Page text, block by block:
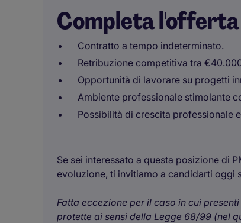
Completa l'offerta
Contratto a tempo indeterminato.
Retribuzione competitiva tra
Opportunità di lavorare su progetti
Ambiente professionale stimolante
Possibilità di crescita professionale
Se sei interessato a questa posizione di
evoluzione, ti invitiamo a candidarti oggi
Fatta eccezione per il caso in cui
protette ai sensi della Legge 68/99 (nel